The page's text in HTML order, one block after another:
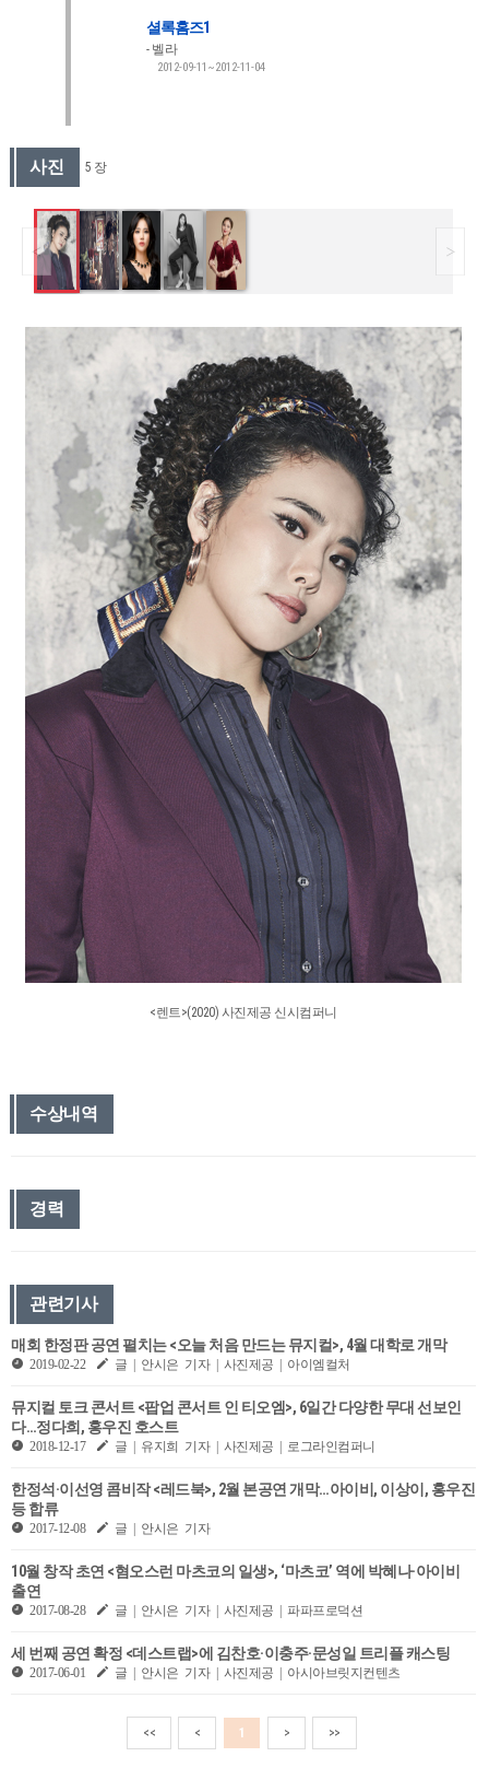
셜록홈즈1
벨라
2012-09-11~2012-11-04
사진 5 장
<렌트>(2020) 사진제공 신시컴퍼니
수상내역
경력
관련기사
매회 한정판 공연 펼치는 <오늘 처음 만드는 뮤지컬>, 4월 대학로 개막
2019-02-22 글 | 안시은 기자 | 사진제공 | 아이엠컬처
뮤지컬 토크 콘서트 <팝업 콘서트 인 티오엠>, 6일간 다양한 무대 선보인
다…정다희, 홍우진 호스트
2018-12-17 글 | 유지희 기자 | 사진제공 | 로그라인컴퍼니
한정석·이선영 콤비작 <레드북>, 2월 본공연 개막…아이비, 이상이, 홍우진
등 합류
2017-12-08 글 | 안시은 기자
10월 창작 초연 <혐오스런 마츠코의 일생>, ‘마츠코’ 역에 박혜나·아이비
출연
2017-08-28 글 | 안시은 기자 | 사진제공 | 파파프로덕션
세 번째 공연 확정 <데스트랩>에 김찬호·이충주·문성일 트리플 캐스팅
2017-06-01 글 | 안시은 기자 | 사진제공 | 아시아브릿지컨텐츠
<< < 1 > >>